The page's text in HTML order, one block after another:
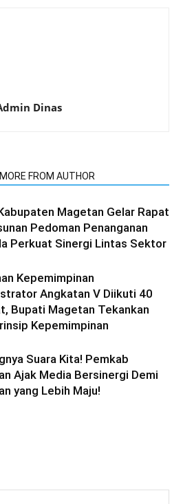
Dinas
MORE FROM AUTHOR
Magetan Gelar Rapat
Pedoman Penanganan
Perkuat Sinergi Lintas Sektor
Kepemimpinan
Angkatan V Diikuti 40
Bupati Magetan Tekankan
Kepemimpinan
Suara Kita! Pemkab
Ajak Media Bersinergi Demi
yang Lebih Maju!